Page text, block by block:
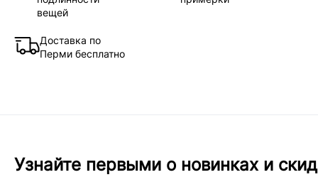
вещей
Доставка по
Перми бесплатно
Узнайте первыми о новинках и